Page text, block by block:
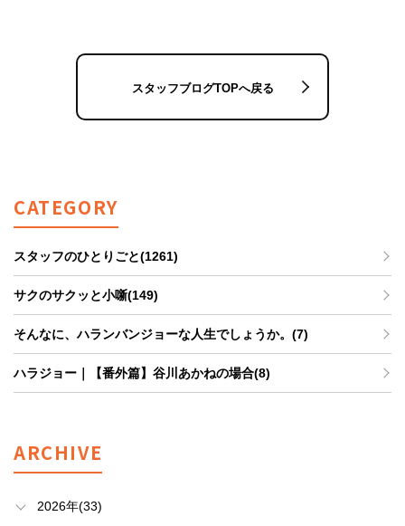
スタッフブログTOPへ戻る
CATEGORY
スタッフのひとりごと(1261)
サクのサクッと小噺(149)
そんなに、ハランバンジョーな人生でしょうか。(7)
ハラジョー｜【番外篇】谷川あかねの場合(8)
ARCHIVE
2026年(33)